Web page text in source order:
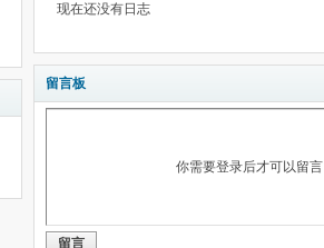
现在还没有日志
留言板
你需要登录后才可以留言
留言